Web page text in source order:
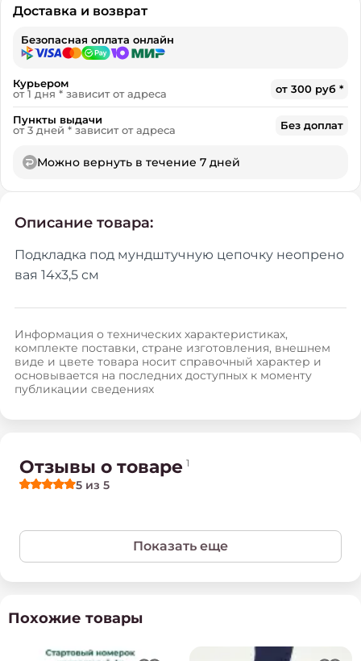
Доставка и возврат
Безопасная оплата онлайн
Курьером
от 1 дня * зависит от адреса
от 300 руб *
Пункты выдачи
от 3 дней * зависит от адреса
Без доплат
Можно вернуть в течение 7 дней
Описание товара:
Подкладка под мундштучную цепочку неопрено
вая 14х3,5 см
Информация о технических характеристиках,
комплекте поставки, стране изготовления, внешнем
виде и цвете товара носит справочный характер и
основывается на последних доступных к моменту
публикации сведениях
Отзывы о товаре 1
5 из 5
Показать еще
Похожие товары